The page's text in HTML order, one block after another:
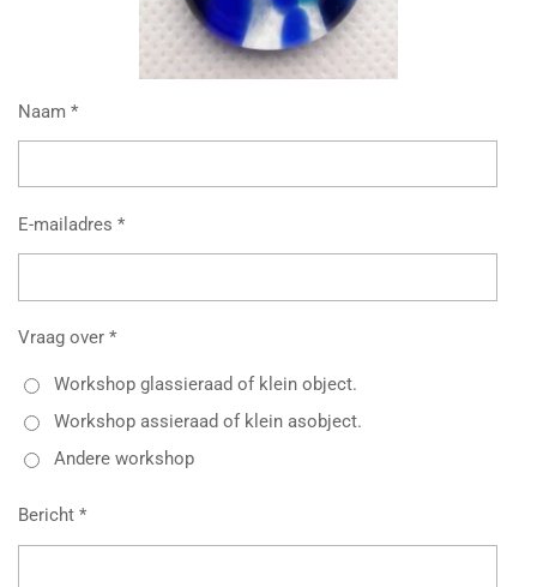
Naam *
E-mailadres *
Vraag over *
Workshop glassieraad of klein object.
Workshop assieraad of klein asobject.
Andere workshop
Bericht *